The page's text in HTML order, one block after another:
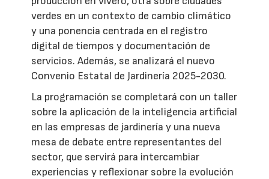
verdes en un contexto de cambio climático
y una ponencia centrada en el registro
digital de tiempos y documentación de
servicios. Además, se analizará el nuevo
Convenio Estatal de Jardinería 2025-2030.
La programación se completará con un taller
sobre la aplicación de la inteligencia artificial
en las empresas de jardinería y una nueva
mesa de debate entre representantes del
sector, que servirá para intercambiar
experiencias y reflexionar sobre la evolución